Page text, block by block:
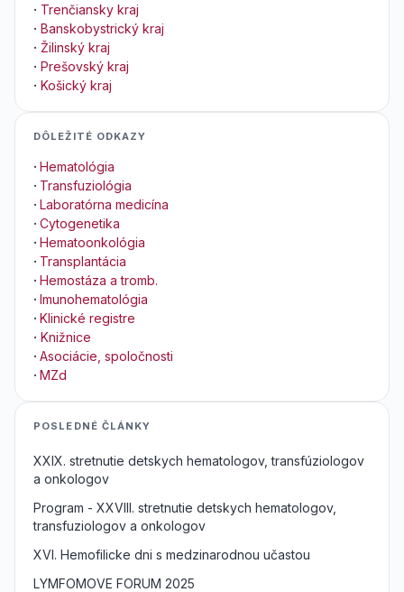
· Trenčiansky kraj
· Banskobystrický kraj
· Žilinský kraj
· Prešovský kraj
· Košický kraj
DÔLEŽITÉ ODKAZY
· Hematológia
· Transfuziológia
· Laboratórna medicína
· Cytogenetika
· Hematoonkológia
· Transplantácia
· Hemostáza a tromb.
· Imunohematológia
· Klinické registre
· Knižnice
· Asociácie, spoločnosti
· MZd
POSLEDNÉ ČLÁNKY
XXIX. stretnutie detskych hematologov, transfúziologov
a onkologov
Program - XXVIII. stretnutie detskych hematologov,
transfuziologov a onkologov
XVI. Hemofilicke dni s medzinarodnou učastou
LYMFOMOVE FORUM 2025